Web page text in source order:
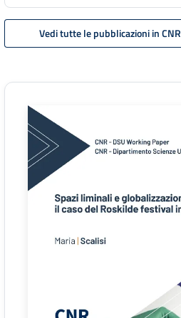
Vedi tutte le pubblicazioni in